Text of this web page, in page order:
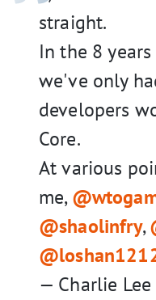
straight.
In the 8
we've only
developers
Core.
At various
me,
@shaolinfry,
— Charlie Lee